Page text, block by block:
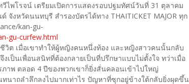
ไพโรจน์ เตรียมเปิดการแสดงรอบปฐมทัศน์วันที่ 31 ตุลาคม
งหวัดนนทบุรี สำรองบัตรได้ทาง THAITICKET MAJOR ทุก
kan-gu-
gu-curfew.html
วิต เมื่อเขาทำให้ผู้หญิงคนหนึ่งท้อง และหญิงสาวคนนั้นกลับ
ป็นเพื่อนสนิทที่ต้องกลายเป็นที่ปรึกษาแบบไม่ตั้งใจ ทว่าเมื่อ
าพ ตลอด 4 ปีของพวกเขาก็ยิ่งสั่นคลอนเข้าไปใหญ่
าถลำลึกลงไปมากเท่าไร ปัญหาที่ซุกอยู่ข้างใต้กลับยิ่งผุดขึ้น